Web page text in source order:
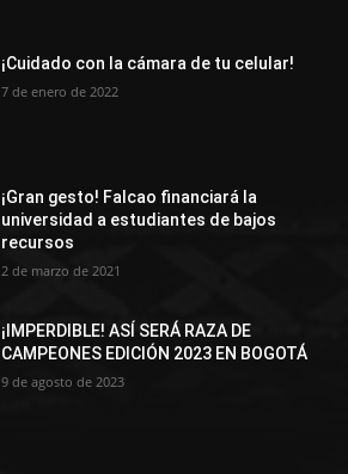
¡Cuidado con la cámara de tu celular!
7 de enero de 2022
¡Gran gesto! Falcao financiará la
universidad a estudiantes de bajos
recursos
2 de marzo de 2021
¡IMPERDIBLE! ASÍ SERÁ RAZA DE
CAMPEONES EDICIÓN 2023 EN BOGOTÁ
9 de agosto de 2023